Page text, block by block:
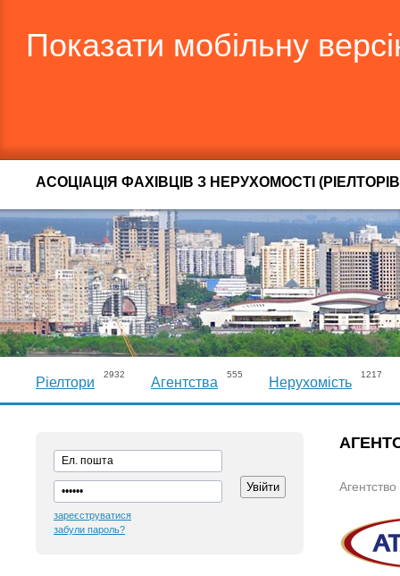
Показати мобільну
АСОЦІАЦІЯ ФАХІВЦІВ З НЕРУХОМОСТІ
Ріелтори
2932
Агентства
555
Нерухомість
1217
зареєструватися
забули пароль?